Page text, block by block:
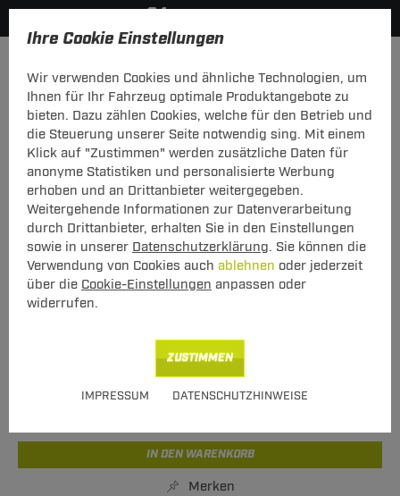
Ihre Cookie Einstellungen
Wir verwenden Cookies und ähnliche Technologien, um
Ihnen für Ihr Fahrzeug optimale Produktangebote zu
bieten. Dazu zählen Cookies, welche für den Betrieb und
die Steuerung unserer Seite notwendig sing. Mit einem
Klick auf "Zustimmen" werden zusätzliche Daten für
anonyme Statistiken und personalisierte Werbung
erhoben und an Drittanbieter weitergegeben.
Weitergehende Informationen zur Datenverarbeitung
durch Drittanbieter, erhalten Sie in den Einstellungen
sowie in unserer Datenschutzerklärung. Sie können die
Verwendung von Cookies auch ablehnen oder jederzeit
über die Cookie-Einstellungen anpassen oder
widerrufen.
IMPRESSUM DATENSCHUTZHINWEISE
ZUSTIMMEN
vorheriger Artikel nächster Artikel
ZB AHK Befestigungssatz
Citr/Fiat/Peug
ZB AHK Befestigungssatz Citr/Fiat/Peug
Art.-Nr.
Verfügbarkeit
Sofort lieferbar
IN DEN WARENKORB
Merken